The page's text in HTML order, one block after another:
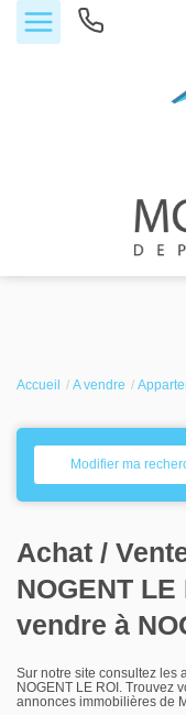
Acheter
Vendre
Louer
Nos
Contact
Accueil A vendre
Modifier ma
Achat /
NOGENT
vendre à
Sur notre site consultez les
NOGENT LE ROI. Trouvez
annonces immobilières de